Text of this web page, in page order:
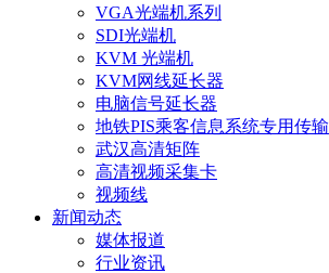
VGA光端机系列
SDI光端机
KVM 光端机
KVM网线延长器
电脑信号延长器
地铁PIS乘客信息系统专用传输
武汉高清矩阵
高清视频采集卡
视频线
新闻动态
媒体报道
行业资讯